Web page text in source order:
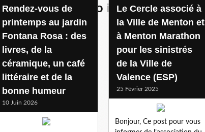
ceramiques blasco ibanez
Rendez-vous de
printemps au jardin
Fontana Rosa : des
livres, de la
céramique, un café
littéraire et de la
bonne humeur
10 Juin 2026
Le Cercle associé à
la Ville de Menton et
à Menton Marathon
pour les sinistrés
de la Ville de
Valence (ESP)
25 Février 2025
Bonjour, Ce post pour vous